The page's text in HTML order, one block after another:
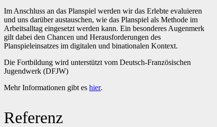
Im Anschluss an das Planspiel werden wir das Erlebte evaluieren
und uns darüber austauschen, wie das Planspiel als Methode im
Arbeitsalltag eingesetzt werden kann. Ein besonderes Augenmerk
gilt dabei den Chancen und Herausforderungen des
Planspieleinsatzes im digitalen und binationalen Kontext.
Die Fortbildung wird unterstützt vom Deutsch-Französischen
Jugendwerk (DFJW)
Mehr Informationen gibt es hier.
Referenz